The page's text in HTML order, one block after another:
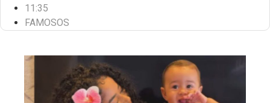
11:35
FAMOSOS